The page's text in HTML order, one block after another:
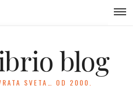
blog
SVETA… OD 2000.